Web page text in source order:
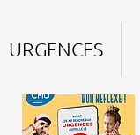
URGENCES